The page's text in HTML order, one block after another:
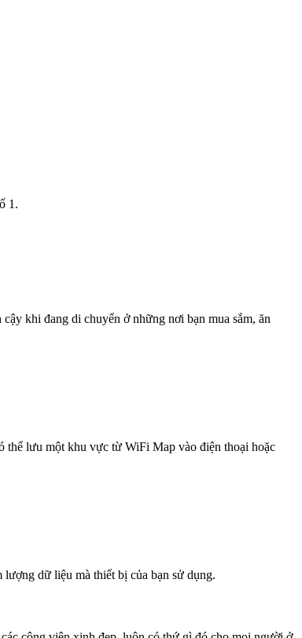
1.
khi đang di chuyển ở những nơi bạn mua sắm, ăn
thể lưu một khu vực từ WiFi Map vào điện thoại hoặc
dữ liệu mà thiết bị của bạn sử dụng.